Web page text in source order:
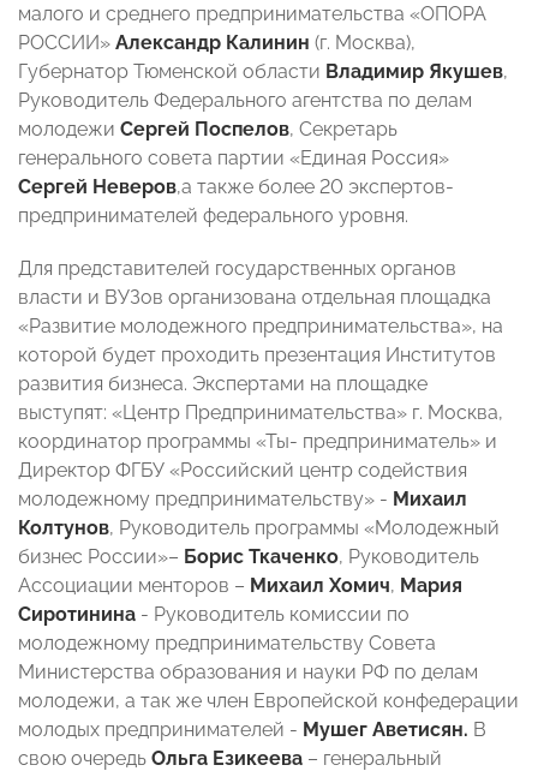
малого и среднего предпринимательства «ОПОРА
РОССИИ» Александр Калинин (г. Москва),
Губернатор Тюменской области Владимир Якушев,
Руководитель Федерального агентства по делам
молодежи Сергей Поспелов, Секретарь
генерального совета партии «Единая Россия»
Сергей Неверов,а также более 20 экспертов-
предпринимателей федерального уровня.
Для представителей государственных органов
власти и ВУЗов организована отдельная площадка
«Развитие молодежного предпринимательства», на
которой будет проходить презентация Институтов
развития бизнеса. Экспертами на площадке
выступят: «Центр Предпринимательства» г. Москва,
координатор программы «Ты- предприниматель» и
Директор ФГБУ «Российский центр содействия
молодежному предпринимательству» - Михаил
Колтунов, Руководитель программы «Молодежный
бизнес России»– Борис Ткаченко, Руководитель
Ассоциации менторов – Михаил Хомич, Мария
Сиротинина - Руководитель комиссии по
молодежному предпринимательству Совета
Министерства образования и науки РФ по делам
молодежи, а так же член Европейской конфедерации
молодых предпринимателей - Мушег Аветисян. В
свою очередь Ольга Езикеева – генеральный